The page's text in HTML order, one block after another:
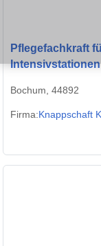
Pflegefachkraft
Intensivstationen
Bochum, 44892
Firma:Knappschaft